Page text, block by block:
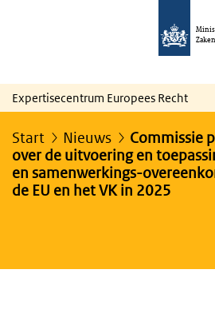
Zaken
Expertisecentrum Europees Recht
Start Nieuws
Commissie
over de uitvoering en
en samenwerkings-
de EU en het VK in 2025